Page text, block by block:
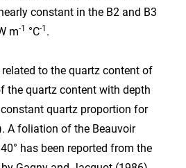
constant in the B2 and B3
m-1 °C-1 .
to the quartz content of
the quartz content with depth
quartz proportion for
A foliation of the Beauvoir
has been reported from the